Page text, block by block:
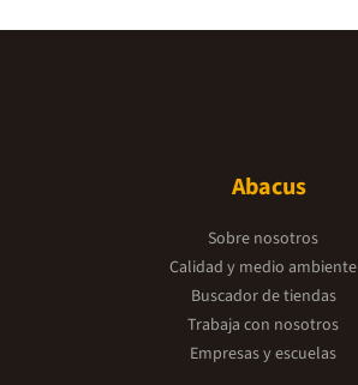
Abacus
Sobre nosotros
Calidad y medio ambiente
Buscador de tiendas
Trabaja con nosotros
Empresas y escuelas